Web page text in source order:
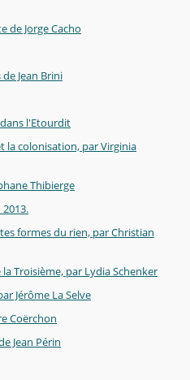
de Jorge Cacho
Jean Brini
dans l'Etourdit
la colonisation, par Virginia
Thibierge
formes du rien, par Christian
Troisième, par Lydia Schenker
Jérôme La Selve
Coërchon
Jean Périn